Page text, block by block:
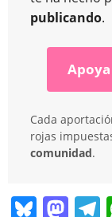
publicando.
Cada
rojas
comunidad.
Bl M